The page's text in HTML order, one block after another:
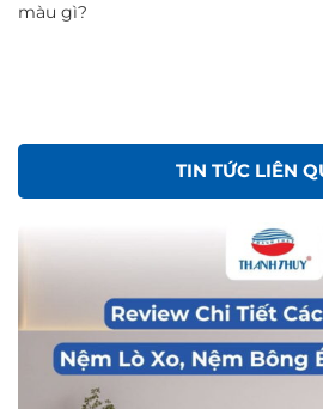
màu gì?
TIN TỨC LIÊN